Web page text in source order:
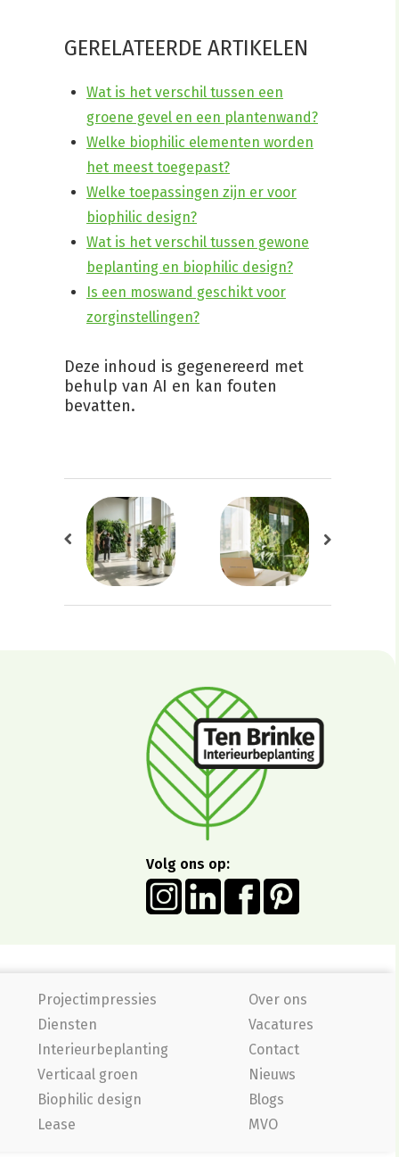
GERELATEERDE ARTIKELEN
Wat is het verschil tussen een
groene gevel en een plantenwand?
Welke biophilic elementen worden
het meest toegepast?
Welke toepassingen zijn er voor
biophilic design?
Wat is het verschil tussen gewone
beplanting en biophilic design?
Is een moswand geschikt voor
zorginstellingen?
Deze inhoud is gegenereerd met
behulp van AI en kan fouten
bevatten.
Volg ons op:
Projectimpressies
Diensten
Interieurbeplanting
Verticaal groen
Biophilic design
Lease
Over ons
Vacatures
Contact
Nieuws
Blogs
MVO